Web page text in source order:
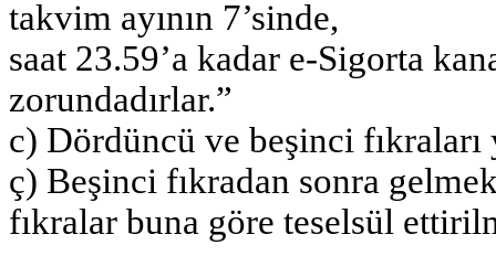
takvim ayının 7’sinde,
saat 23.59’a kadar e-Sigorta
zorundadırlar.”
c) Dördüncü ve beşinci fıkraları
ç) Beşinci fıkradan sonra
fıkralar buna göre teselsül